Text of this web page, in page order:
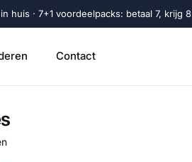
huis · 7+1 voordeelpacks: betaal 7, krijg 8
Contact